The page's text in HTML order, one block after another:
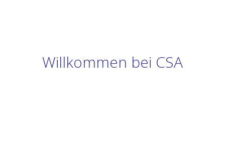
Willkommen bei CSA